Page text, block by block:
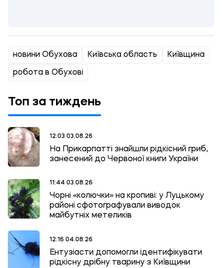
новини Обухова Київська область Київщина
робота в Обухові
Топ за тиждень
12:03 03.08.26
На Прикарпатті знайшли рідкісний гриб,
занесений до Червоної книги України
11:44 03.08.26
Чорні «колючки» на кропиві: у Луцькому
районі сфотографували виводок
майбутніх метеликів
12:16 04.08.26
Ентузіасти допомогли ідентифікувати
рідкісну дрібну тварину з Київщини